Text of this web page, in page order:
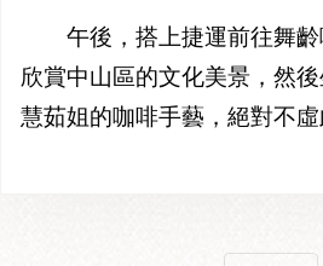
午後，搭上捷運前往舞
欣賞中山區的文化美景，然
慧茹姐的咖啡手藝，絕對不虛